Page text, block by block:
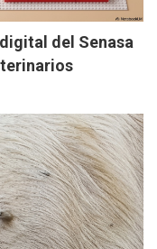
del Senasa